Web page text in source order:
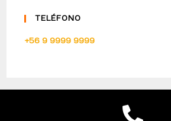
TELÉFONO
+56 9 9999 9999